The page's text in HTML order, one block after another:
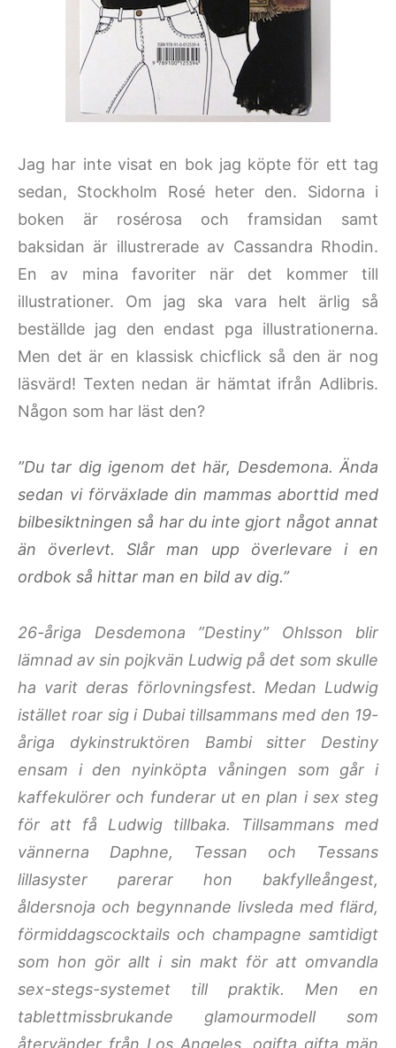
Jag har inte visat en bok jag köpte för ett tag
sedan, Stockholm Rosé heter den. Sidorna i
boken är rosérosa och framsidan samt
baksidan är illustrerade av Cassandra Rhodin.
En av mina favoriter när det kommer till
illustrationer. Om jag ska vara helt ärlig så
beställde jag den endast pga illustrationerna.
Men det är en klassisk chicflick så den är nog
läsvärd! Texten nedan är hämtat ifrån Adlibris.
Någon som har läst den?
”Du tar dig igenom det här, Desdemona. Ända
sedan vi förväxlade din mammas aborttid med
bilbesiktningen så har du inte gjort något annat
än överlevt. Slår man upp överlevare i en
ordbok så hittar man en bild av dig.”
26-åriga Desdemona ”Destiny” Ohlsson blir
lämnad av sin pojkvän Ludwig på det som skulle
ha varit deras förlovningsfest. Medan Ludwig
istället roar sig i Dubai tillsammans med den 19-
åriga dykinstruktören Bambi sitter Destiny
ensam i den nyinköpta våningen som går i
kaffekulörer och funderar ut en plan i sex steg
för att få Ludwig tillbaka. Tillsammans med
vännerna Daphne, Tessan och Tessans
lillasyster parerar hon bakfylleångest,
åldersnoja och begynnande livsleda med flärd,
förmiddagscocktails och champagne samtidigt
som hon gör allt i sin makt för att omvandla
sex-stegs-systemet till praktik. Men en
tablettmissbrukande glamourmodell som
återvänder från Los Angeles, ogifta gifta män